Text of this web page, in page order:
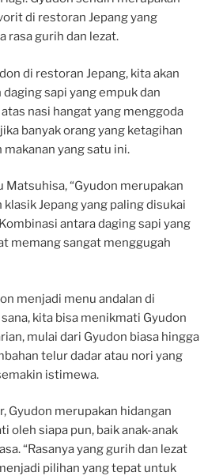
di restoran Jepang yang
rasa gurih dan lezat.
di restoran Jepang, kita akan
sapi yang empuk dan
nasi hangat yang menggoda
banyak orang yang ketagihan
yang satu ini.
“Gyudon merupakan
Jepang yang paling disukai
antara daging sapi yang
memang sangat menggugah
menjadi menu andalan di
kita bisa menikmati Gyudon
mulai dari Gyudon biasa hingga
telur dadar atau nori yang
istimewa.
Gyudon merupakan hidangan
oleh siapa pun, baik anak-anak
“Rasanya yang gurih dan lezat
pilihan yang tepat untuk